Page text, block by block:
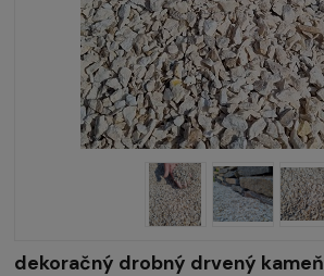
dekoračný drobný drvený kameň